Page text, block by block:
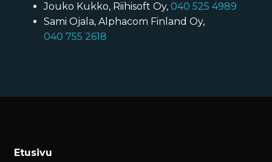
Jouko Kukko, Riihisoft Oy, 040 525 4989
Sami Ojala, Alphacom Finland Oy,
040 755 2618
Etusivu